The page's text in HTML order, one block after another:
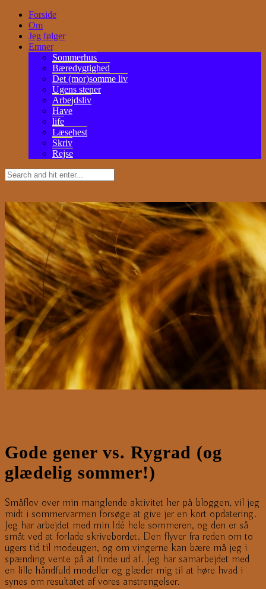
Forside
Om
Jeg følger
Emner
Sommerhus
Bæredygtighed
Det (mor)somme liv
Ugens stener
Arbejdsliv
Have
life
Læsehest
Skriv
Rejse
Gode gener vs. Rygrad (og
glædelig sommer!)
Småflov over min manglende aktivitet her på bloggen, vil jeg
midt i sommervarmen forsøge at give jer en kort opdatering.
Jeg har arbejdet med min Idé hele sommeren, og den er så
småt ved at forlade skrivebordet. Den flyver fra reden om to
ugers tid til modeugen, og om vingerne kan bære må jeg i
spænding vente på at finde ud af. Jeg har samarbejdet med
en lille håndfuld modeller og glæder mig til at høre hvad i
synes om resultatet af vores anstrengelser.